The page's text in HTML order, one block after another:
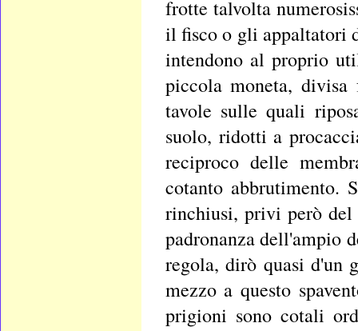
frotte talvolta
il fisco o gli appaltatori
intendono al proprio
piccola moneta, divisa
tavole sulle quali
suolo, ridotti a
reciproco delle
cotanto abbrutimento.
rinchiusi, privi però del
padronanza dell'ampio
regola, dirò quasi d'un
mezzo a questo
prigioni sono cotali